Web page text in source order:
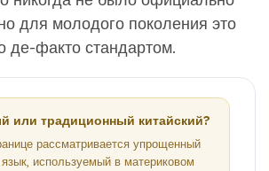
для молодого поколения это
де-факто стандартом.
или традиционный китайский?
рассматривается упрощенный
язык, используемый в материковом